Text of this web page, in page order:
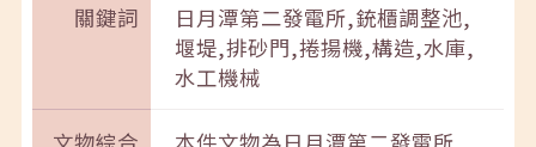
關鍵詞
日月潭第二發電所,銃櫃調整池,
堰堤,排砂門,捲揚機,構造,水庫,
水工機械